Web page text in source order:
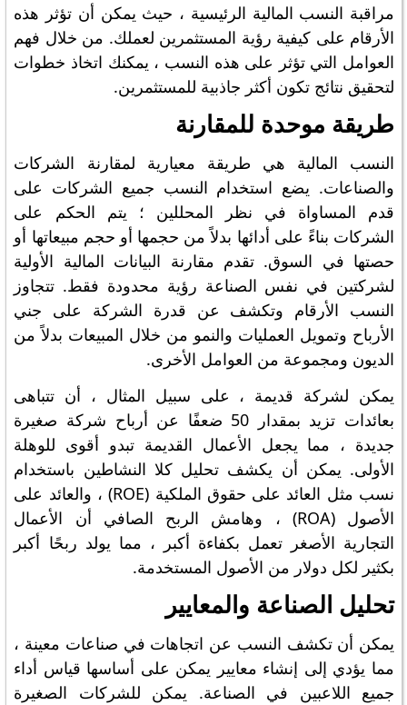
مراقبة النسب المالية الرئيسية ، حيث يمكن أن تؤثر هذه
الأرقام على كيفية رؤية المستثمرين لعملك. من خلال فهم
العوامل التي تؤثر على هذه النسب ، يمكنك اتخاذ خطوات
لتحقيق نتائج تكون أكثر جاذبية للمستثمرين.
طريقة موحدة للمقارنة
النسب المالية هي طريقة معيارية لمقارنة الشركات
والصناعات. يضع استخدام النسب جميع الشركات على
قدم المساواة في نظر المحللين ؛ يتم الحكم على
الشركات بناءً على أدائها بدلاً من حجمها أو حجم مبيعاتها أو
حصتها في السوق. تقدم مقارنة البيانات المالية الأولية
لشركتين في نفس الصناعة رؤية محدودة فقط. تتجاوز
النسب الأرقام وتكشف عن قدرة الشركة على جني
الأرباح وتمويل العمليات والنمو من خلال المبيعات بدلاً من
الديون ومجموعة من العوامل الأخرى.
يمكن لشركة قديمة ، على سبيل المثال ، أن تتباهى
بعائدات تزيد بمقدار 50 ضعفًا عن أرباح شركة صغيرة
جديدة ، مما يجعل الأعمال القديمة تبدو أقوى للوهلة
الأولى. يمكن أن يكشف تحليل كلا النشاطين باستخدام
نسب مثل العائد على حقوق الملكية (ROE) ، والعائد على
الأصول (ROA) ، وهامش الربح الصافي أن الأعمال
التجارية الأصغر تعمل بكفاءة أكبر ، مما يولد ربحًا أكبر
بكثير لكل دولار من الأصول المستخدمة.
تحليل الصناعة والمعايير
يمكن أن تكشف النسب عن اتجاهات في صناعات معينة ،
مما يؤدي إلى إنشاء معايير يمكن على أساسها قياس أداء
جميع اللاعبين في الصناعة. يمكن للشركات الصغيرة